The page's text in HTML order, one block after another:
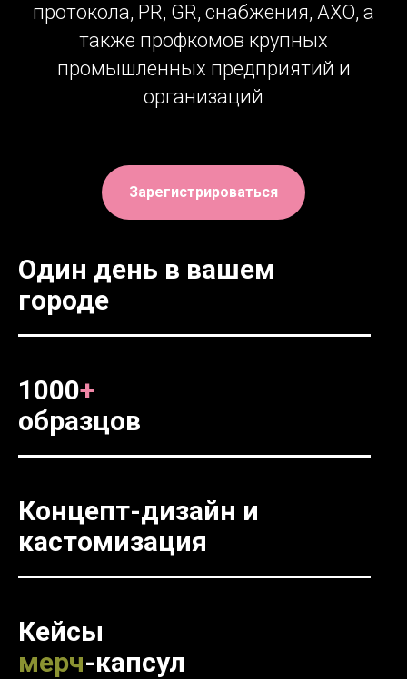
протокола, PR, GR, снабжения, АХО, а
также профкомов крупных
промышленных предприятий и
организаций
Зарегистрироваться
Один день в вашем
городе
1000+
образцов
Концепт-дизайн и
кастомизация
Кейсы
мерч-капсул